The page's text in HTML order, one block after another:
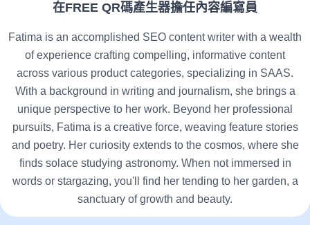
在FREE QR碼產生器擔任內容編寫員
Fatima is an accomplished SEO content writer with a wealth
of experience crafting compelling, informative content
across various product categories, specializing in SAAS.
With a background in writing and journalism, she brings a
unique perspective to her work. Beyond her professional
pursuits, Fatima is a creative force, weaving feature stories
and poetry. Her curiosity extends to the cosmos, where she
finds solace studying astronomy. When not immersed in
words or stargazing, you'll find her tending to her garden, a
sanctuary of growth and beauty.